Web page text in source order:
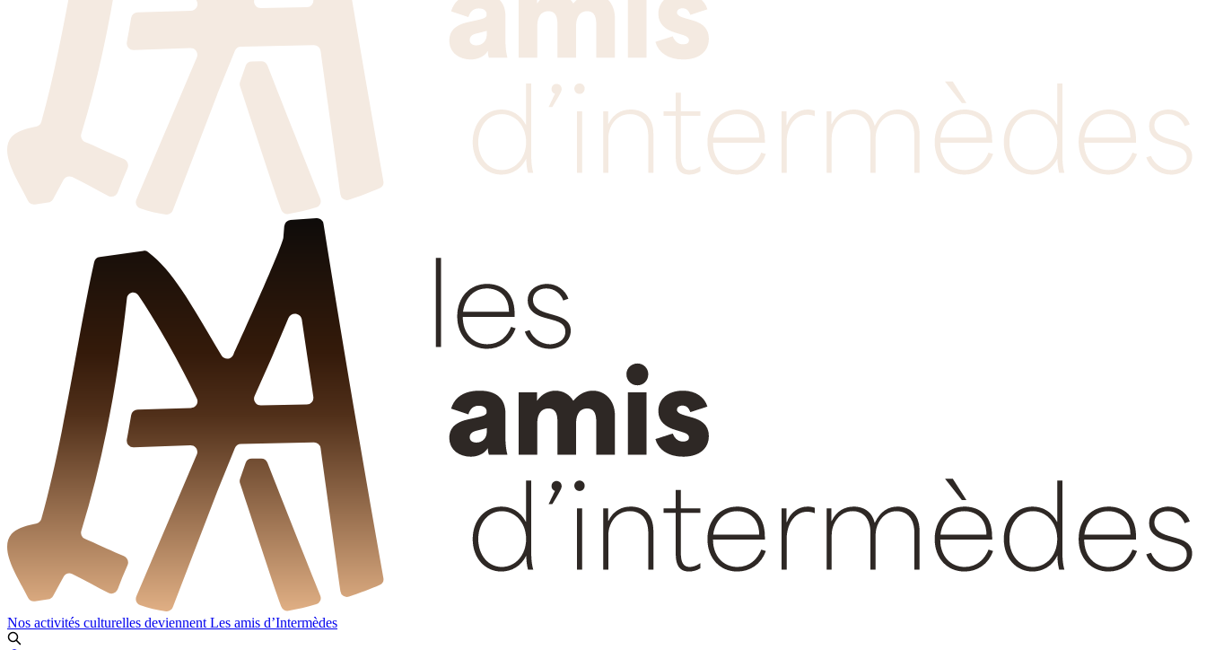
Nos activités culturelles deviennent Les amis d’Intermèdes